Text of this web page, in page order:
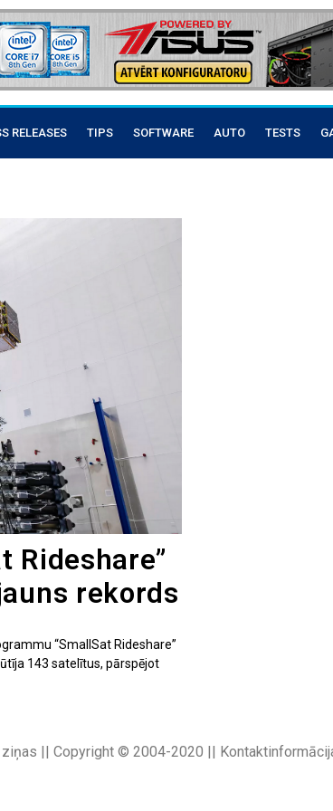
RELEASES TIPS SOFTWARE AUTO TESTS
Rideshare”
rekords
“SmallSat Rideshare”
143 satelītus, pārspējot
ziņas || Copyright © 2004-2020 ||